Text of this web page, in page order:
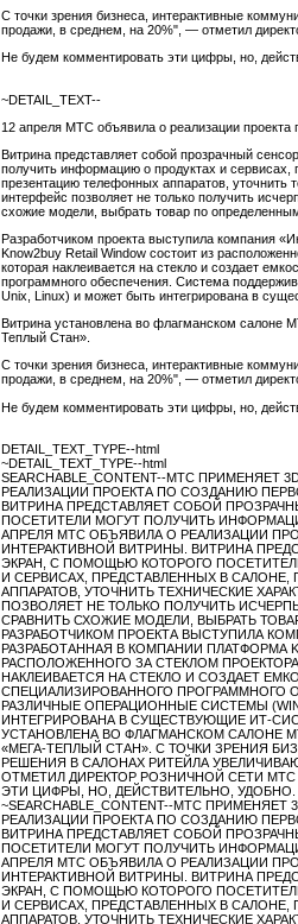
С точки зрения бизнеса, интерактивные
продажи, в среднем, на 20%", — отметил
Не будем комментировать эти цифры, но,
~DETAIL_TEXT--
12 апреля МТС объявила о реализации проекта
Витрина представляет собой прозрачный
получить информацию о продуктах и
презентацию телефонных аппаратов, уточнить
интерфейс позволяет не только получить
схожие модели, выбрать товар по
Разработчиком проекта выступила компания
Know2buy Retail Window состоит из
которая наклеивается на стекло и создает
программного обеспечения. Система
Unix, Linux) и может быть интегрирована в
Витрина установлена во флагманском салоне
Теплый Стан».
С точки зрения бизнеса, интерактивные
продажи, в среднем, на 20%", — отметил
Не будем комментировать эти цифры, но,
DETAIL_TEXT_TYPE--html
~DETAIL_TEXT_TYPE--html
SEARCHABLE_CONTENT--МТС
РЕАЛИЗАЦИИ ПРОЕКТА ПО СОЗДАНИЮ
ВИТРИНА ПРЕДСТАВЛЯЕТ СОБОЙ
ПОСЕТИТЕЛИ МОГУТ ПОЛУЧИТЬ
АПРЕЛЯ МТС ОБЪЯВИЛА О РЕАЛИЗАЦИИ
ИНТЕРАКТИВНОЙ ВИТРИНЫ. ВИТРИНА
ЭКРАН, С ПОМОЩЬЮ КОТОРОГО
И СЕРВИСАХ, ПРЕДСТАВЛЕННЫХ В
АППАРАТОВ, УТОЧНИТЬ ТЕХНИЧЕСКИЕ
ПОЗВОЛЯЕТ НЕ ТОЛЬКО ПОЛУЧИТЬ
СРАВНИТЬ СХОЖИЕ МОДЕЛИ, ВЫБРАТЬ
РАЗРАБОТЧИКОМ ПРОЕКТА ВЫСТУПИЛА
РАЗРАБОТАННАЯ В КОМПАНИИ ПЛАТФОРМА
РАСПОЛОЖЕННОГО ЗА СТЕКЛОМ
НАКЛЕИВАЕТСЯ НА СТЕКЛО И СОЗДАЕТ
СПЕЦИАЛИЗИРОВАННОГО ПРОГРАММНОГО
РАЗЛИЧНЫЕ ОПЕРАЦИОННЫЕ СИСТЕМЫ
ИНТЕГРИРОВАНА В СУЩЕСТВУЮЩИЕ ИТ-
УСТАНОВЛЕНА ВО ФЛАГМАНСКОМ САЛОНЕ
«МЕГА-ТЕПЛЫЙ СТАН». С ТОЧКИ ЗРЕНИЯ
РЕШЕНИЯ В САЛОНАХ РИТЕЙЛА
ОТМЕТИЛ ДИРЕКТОР РОЗНИЧНОЙ СЕТИ
ЭТИ ЦИФРЫ, НО, ДЕЙСТВИТЕЛЬНО, УДОБНО.
~SEARCHABLE_CONTENT--МТС
РЕАЛИЗАЦИИ ПРОЕКТА ПО СОЗДАНИЮ
ВИТРИНА ПРЕДСТАВЛЯЕТ СОБОЙ
ПОСЕТИТЕЛИ МОГУТ ПОЛУЧИТЬ
АПРЕЛЯ МТС ОБЪЯВИЛА О РЕАЛИЗАЦИИ
ИНТЕРАКТИВНОЙ ВИТРИНЫ. ВИТРИНА
ЭКРАН, С ПОМОЩЬЮ КОТОРОГО
И СЕРВИСАХ, ПРЕДСТАВЛЕННЫХ В
АППАРАТОВ, УТОЧНИТЬ ТЕХНИЧЕСКИЕ